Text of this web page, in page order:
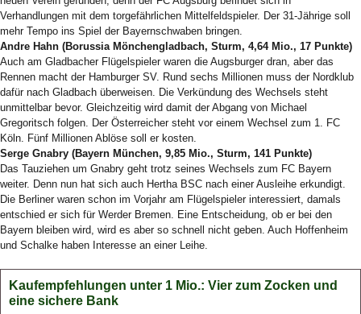
Verhandlungen mit dem torgefährlichen Mittelfeldspieler. Der 31-Jährige soll
mehr Tempo ins Spiel der Bayernschwaben bringen.
Andre Hahn (Borussia Mönchengladbach, Sturm, 4,64 Mio., 17 Punkte)
Auch am Gladbacher Flügelspieler waren die Augsburger dran, aber das
Rennen macht der Hamburger SV. Rund sechs Millionen muss der Nordklub
dafür nach Gladbach überweisen. Die Verkündung des Wechsels steht
unmittelbar bevor. Gleichzeitig wird damit der Abgang von Michael
Gregoritsch folgen. Der Österreicher steht vor einem Wechsel zum 1. FC
Köln. Fünf Millionen Ablöse soll er kosten.
Serge Gnabry (Bayern München, 9,85 Mio., Sturm, 141 Punkte)
Das Tauziehen um Gnabry geht trotz seines Wechsels zum FC Bayern
weiter. Denn nun hat sich auch Hertha BSC nach einer Ausleihe erkundigt.
Die Berliner waren schon im Vorjahr am Flügelspieler interessiert, damals
entschied er sich für Werder Bremen. Eine Entscheidung, ob er bei den
Bayern bleiben wird, wird es aber so schnell nicht geben. Auch Hoffenheim
und Schalke haben Interesse an einer Leihe.
Kaufempfehlungen unter 1 Mio.: Vier zum Zocken und
eine sichere Bank